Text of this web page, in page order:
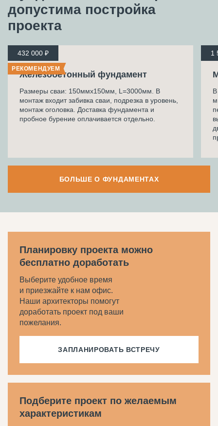
допустима постройка
проекта
Железобетонный фундамент
Размеры сваи: 150ммх150мм, L=3000мм. В
монтаж входит забивка сваи, подрезка в уровень,
монтаж оголовка. Доставка фундамента и
пробное бурение оплачивается отдельно.
432 000 ₽
РЕКОМЕНДУЕМ
1
БОЛЬШЕ О ФУНДАМЕНТАХ
Планировку проекта можно
бесплатно доработать
Выберите удобное время
и приезжайте к нам офис.
Наши архитекторы помогут
доработать проект под ваши
пожелания.
ЗАПЛАНИРОВАТЬ ВСТРЕЧУ
Подберите проект по желаемым
характеристикам